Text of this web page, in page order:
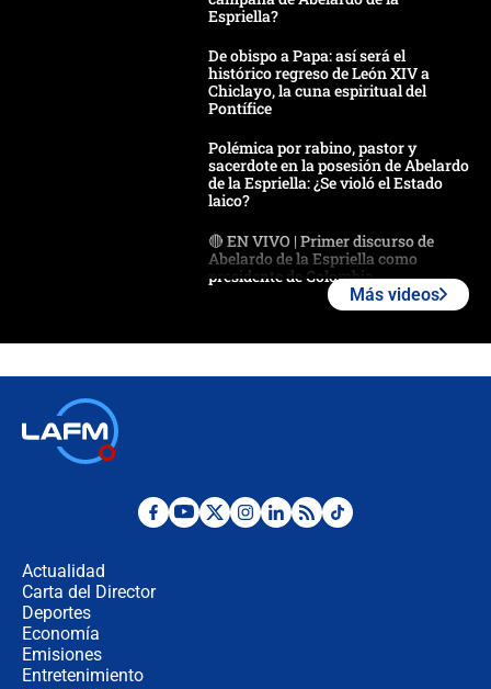
Espriella?
De obispo a Papa: así será el
histórico regreso de León XIV a
Chiclayo, la cuna espiritual del
Pontífice
Polémica por rabino, pastor y
sacerdote en la posesión de Abelardo
de la Espriella: ¿Se violó el Estado
laico?
🔴 EN VIVO | Primer discurso de
Abelardo de la Espriella como
presidente de Colombia
Espriella en Cali inicia la
Desde dermatitis hasta infecciones:
Más videos
Actualidad
Carta del Director
Deportes
Economía
Emisiones
Entretenimiento